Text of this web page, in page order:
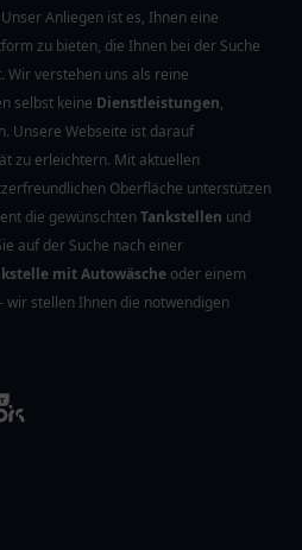
Anliegen ist es, Ihnen eine
zu bieten, die Ihnen bei der Suche
Wir verstehen uns als reine
selbst keine Dienstleistungen,
Unsere Webseite ist darauf
zu erleichtern. Mit aktuellen
Oberfläche unterstützen
die gewünschtenTankstellen und
auf der Suche nach einer
mit Autowäsche oder einem
wir stellen Ihnen die notwendigen